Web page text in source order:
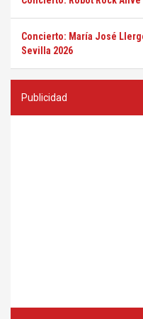
Concierto: María José
Sevilla 2026
Publicidad